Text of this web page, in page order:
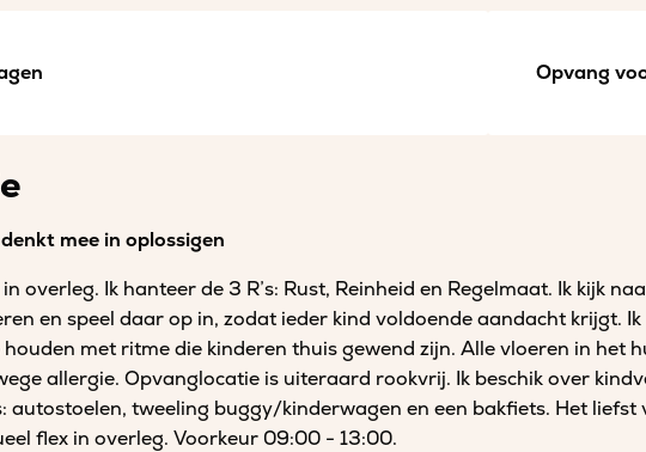
Opvang
mee in oplossigen
overleg. Ik hanteer de 3 R’s: Rust, Reinheid en Regelmaat. Ik kijk
en speel daar op in, zodat ieder kind voldoende aandacht krijgt. Ik
met ritme die kinderen thuis gewend zijn. Alle vloeren in het
allergie. Opvanglocatie is uiteraard rookvrij. Ik beschik over
autostoelen, tweeling buggy/kinderwagen en een bakfiets. Het liefst
flex in overleg. Voorkeur 09:00 - 13:00.